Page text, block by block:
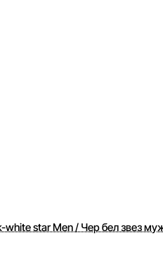
white star Men / Чер бел звез